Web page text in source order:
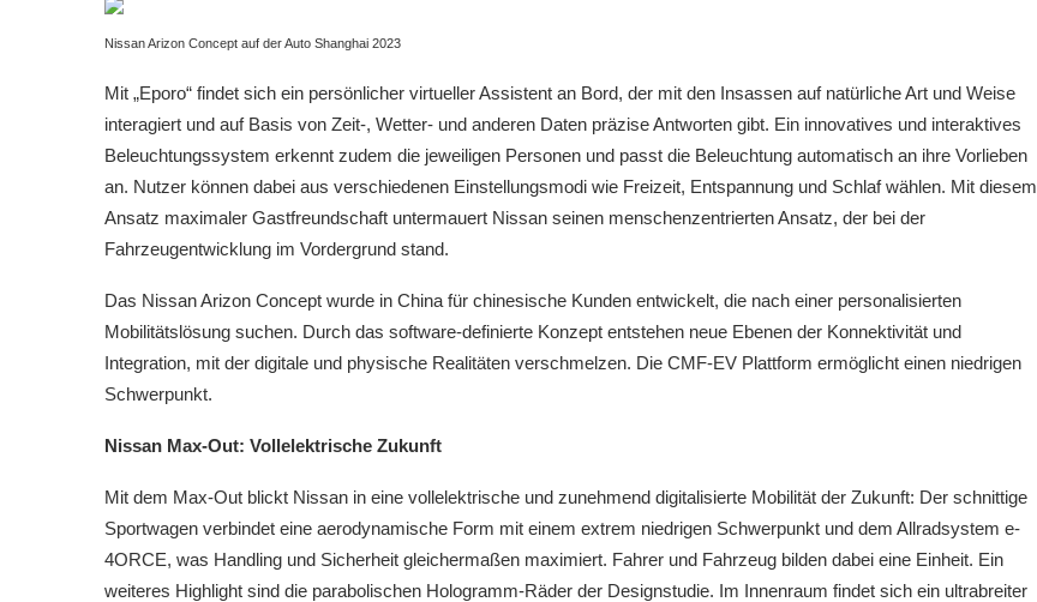
Nissan Arizon Concept auf der Auto Shanghai 2023
Mit „Eporo“ findet sich ein persönlicher virtueller Assistent an Bord, der mit den Insassen auf natürliche Art und Weise
interagiert und auf Basis von Zeit-, Wetter- und anderen Daten präzise Antworten gibt. Ein innovatives und interaktives
Beleuchtungssystem erkennt zudem die jeweiligen Personen und passt die Beleuchtung automatisch an ihre Vorlieben
an. Nutzer können dabei aus verschiedenen Einstellungsmodi wie Freizeit, Entspannung und Schlaf wählen. Mit diesem
Ansatz maximaler Gastfreundschaft untermauert Nissan seinen menschenzentrierten Ansatz, der bei der
Fahrzeugentwicklung im Vordergrund stand.
Das Nissan Arizon Concept wurde in China für chinesische Kunden entwickelt, die nach einer personalisierten
Mobilitätslösung suchen. Durch das software-definierte Konzept entstehen neue Ebenen der Konnektivität und
Integration, mit der digitale und physische Realitäten verschmelzen. Die CMF-EV Plattform ermöglicht einen niedrigen
Schwerpunkt.
Nissan Max-Out: Vollelektrische Zukunft
Mit dem Max-Out blickt Nissan in eine vollelektrische und zunehmend digitalisierte Mobilität der Zukunft: Der schnittige
Sportwagen verbindet eine aerodynamische Form mit einem extrem niedrigen Schwerpunkt und dem Allradsystem e-
4ORCE, was Handling und Sicherheit gleichermaßen maximiert. Fahrer und Fahrzeug bilden dabei eine Einheit. Ein
weiteres Highlight sind die parabolischen Hologramm-Räder der Designstudie. Im Innenraum findet sich ein ultrabreiter